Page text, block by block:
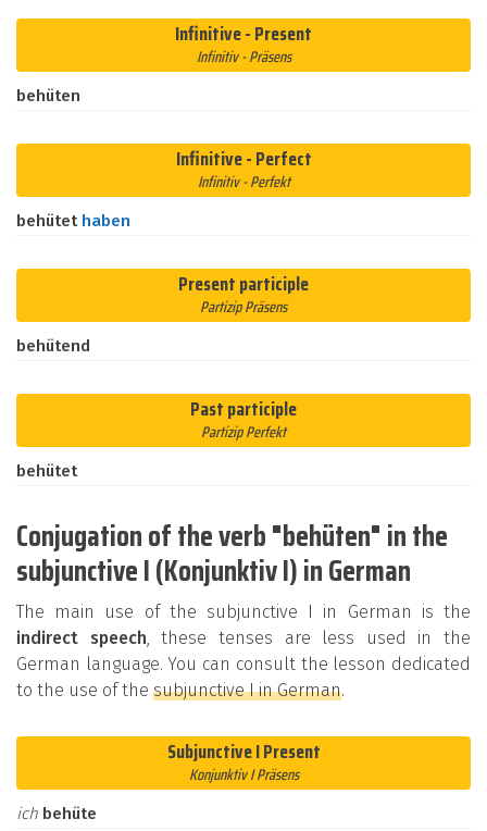
Infinitive - Present
Infinitiv - Präsens
behüten
Infinitive - Perfect
Infinitiv - Perfekt
behütet haben
Present participle
Partizip Präsens
behütend
Past participle
Partizip Perfekt
behütet
Conjugation of the verb "behüten" in the
subjunctive I (Konjunktiv I) in German
The main use of the subjunctive I in German is the
indirect speech, these tenses are less used in the
German language. You can consult the lesson dedicated
to the use of the subjunctive I in German.
Subjunctive I Present
Konjunktiv I Präsens
ich behüte